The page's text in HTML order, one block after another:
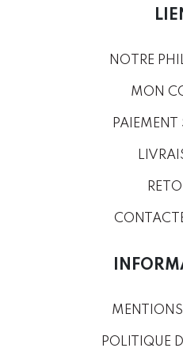
NOTRE
MON
PAIEMENT
POLITIQUE